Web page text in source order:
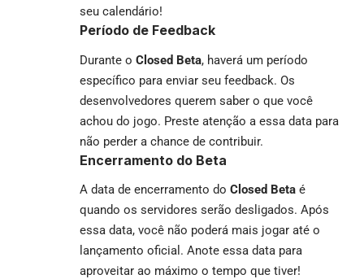
seu calendário!
Período de Feedback
Durante o Closed Beta, haverá um período
específico para enviar seu feedback. Os
desenvolvedores querem saber o que você
achou do jogo. Preste atenção a essa data para
não perder a chance de contribuir.
Encerramento do Beta
A data de encerramento do Closed Beta é
quando os servidores serão desligados. Após
essa data, você não poderá mais jogar até o
lançamento oficial. Anote essa data para
aproveitar ao máximo o tempo que tiver!